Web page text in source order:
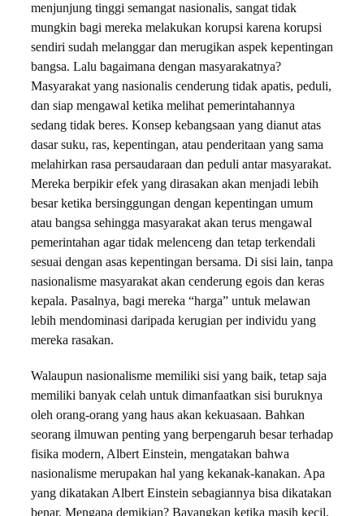
menjunjung tinggi semangat nasionalis, sangat tidak
mungkin bagi mereka melakukan korupsi karena korupsi
sendiri sudah melanggar dan merugikan aspek kepentingan
bangsa. Lalu bagaimana dengan masyarakatnya?
Masyarakat yang nasionalis cenderung tidak apatis, peduli,
dan siap mengawal ketika melihat pemerintahannya
sedang tidak beres. Konsep kebangsaan yang dianut atas
dasar suku, ras, kepentingan, atau penderitaan yang sama
melahirkan rasa persaudaraan dan peduli antar masyarakat.
Mereka berpikir efek yang dirasakan akan menjadi lebih
besar ketika bersinggungan dengan kepentingan umum
atau bangsa sehingga masyarakat akan terus mengawal
pemerintahan agar tidak melenceng dan tetap terkendali
sesuai dengan asas kepentingan bersama. Di sisi lain, tanpa
nasionalisme masyarakat akan cenderung egois dan keras
kepala. Pasalnya, bagi mereka “harga” untuk melawan
lebih mendominasi daripada kerugian per individu yang
mereka rasakan.
Walaupun nasionalisme memiliki sisi yang baik, tetap saja
memiliki banyak celah untuk dimanfaatkan sisi buruknya
oleh orang-orang yang haus akan kekuasaan. Bahkan
seorang ilmuwan penting yang berpengaruh besar terhadap
fisika modern, Albert Einstein, mengatakan bahwa
nasionalisme merupakan hal yang kekanak-kanakan. Apa
yang dikatakan Albert Einstein sebagiannya bisa dikatakan
benar. Mengapa demikian? Bayangkan ketika masih kecil,